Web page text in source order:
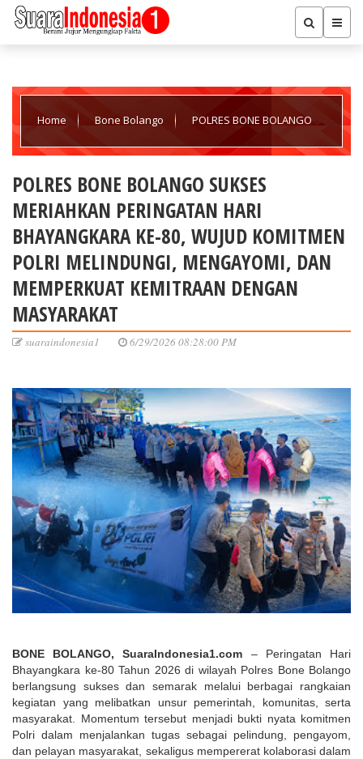
Home Bone Bolango POLRES BONE BOLANGO
WUJUD KOMITMEN POLRI MELINDUNGI, MENGAYOMI, DAN
MEMPERKUAT KEMITRAAN DENGAN MASYARAKAT
POLRES BONE BOLANGO SUKSES
MERIAHKAN PERINGATAN HARI
BHAYANGKARA KE-80, WUJUD KOMITMEN
POLRI MELINDUNGI, MENGAYOMI, DAN
MEMPERKUAT KEMITRAAN DENGAN
MASYARAKAT
suaraindonesia1 6/29/2026 08:28:00 PM
BONE BOLANGO, SuaraIndonesia1.com – Peringatan Hari
Bhayangkara ke-80 Tahun 2026 di wilayah Polres Bone Bolango
berlangsung sukses dan semarak melalui berbagai rangkaian
kegiatan yang melibatkan unsur pemerintah, komunitas, serta
masyarakat. Momentum tersebut menjadi bukti nyata komitmen
Polri dalam menjalankan tugas sebagai pelindung, pengayom,
dan pelayan masyarakat, sekaligus mempererat kolaborasi dalam